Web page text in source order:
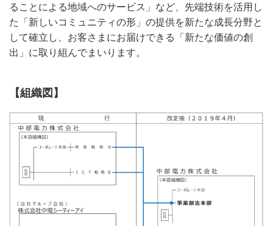
ることによる地域へのサービス」など、先端技術を活用し
た「新しいコミュニティの形」の提供を新たな成長分野と
して確立し、お客さまにお届けできる「新たな価値の創
出」に取り組んでまいります。
【組織図】